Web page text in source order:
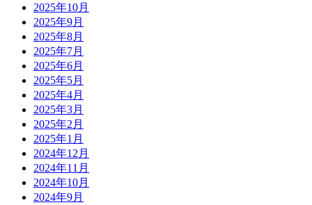
2025年10月
2025年9月
2025年8月
2025年7月
2025年6月
2025年5月
2025年4月
2025年3月
2025年2月
2025年1月
2024年12月
2024年11月
2024年10月
2024年9月